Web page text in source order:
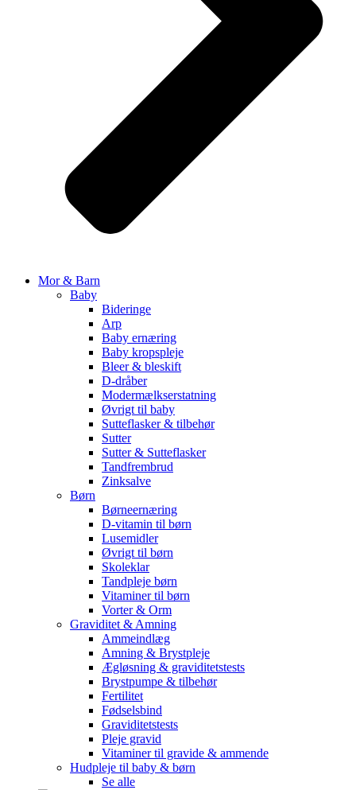
Mor & Barn
Baby
Bideringe
Arp
Baby ernæring
Baby kropspleje
Bleer & bleskift
D-dråber
Modermælkserstatning
Øvrigt til baby
Sutteflasker & tilbehør
Sutter
Sutter & Sutteflasker
Tandfrembrud
Zinksalve
Børn
Børneernæring
D-vitamin til børn
Lusemidler
Øvrigt til børn
Skoleklar
Tandpleje børn
Vitaminer til børn
Vorter & Orm
Graviditet & Amning
Ammeindlæg
Amning & Brystpleje
Ægløsning & graviditetstests
Brystpumpe & tilbehør
Fertilitet
Fødselsbind
Graviditetstests
Pleje gravid
Vitaminer til gravide & ammende
Hudpleje til baby & børn
Se alle